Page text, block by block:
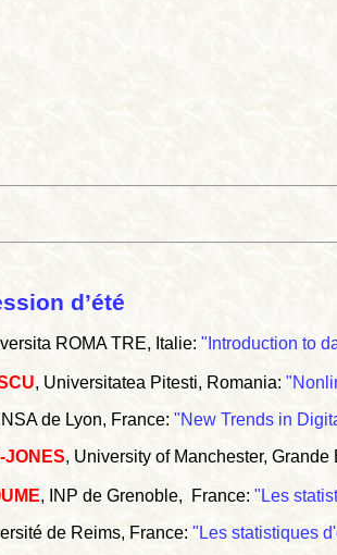
d’été
ROMA TRE, Italie: "Introduction to
, Universitatea Pitesti, Romania:
de Lyon, France: "New Trends in
JONES, University of Manchester, Grande
, INP de Grenoble, France: "Les
de Reims, France: "Les statistiques